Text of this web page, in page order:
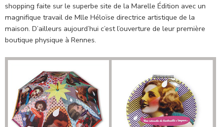
shopping faite sur le superbe site de la Marelle Édition avec un
magnifique travail de Mlle Héloïse directrice artistique de la
maison. D’ailleurs aujourd’hui c’est l’ouverture de leur première
boutique physique à Rennes.